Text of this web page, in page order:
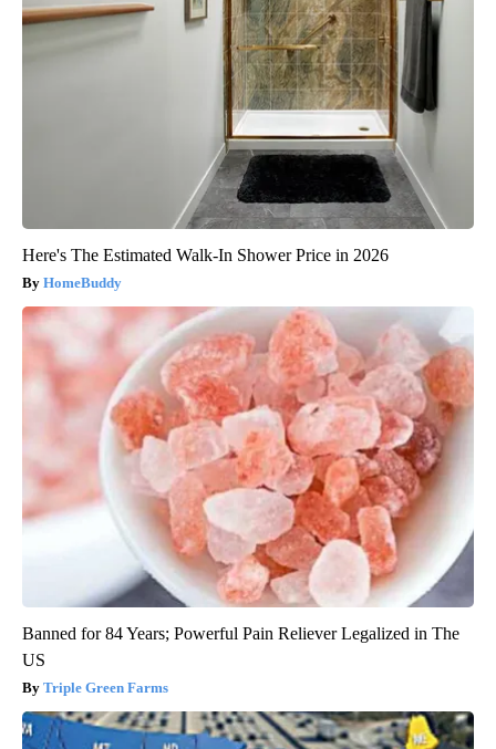
Here's The Estimated Walk-In Shower Price in 2026
HomeBuddy
Banned for 84 Years; Powerful Pain Reliever Legalized in The
US
Triple Green Farms